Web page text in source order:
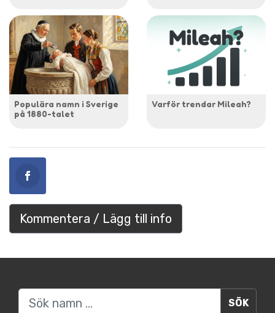
Populära namn i Sverige
på 1880-talet
Varför trendar Mileah?
Kommentera / Lägg till info
Sök